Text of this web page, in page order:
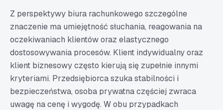
Z perspektywy biura rachunkowego szczególne
znaczenie ma umiejętność słuchania, reagowania na
oczekiwaniach klientów oraz elastycznego
dostosowywania procesów. Klient indywidualny oraz
klient biznesowy często kierują się zupełnie innymi
kryteriami. Przedsiębiorca szuka stabilności i
bezpieczeństwa, osoba prywatna częściej zwraca
uwagę na cenę i wygodę. W obu przypadkach